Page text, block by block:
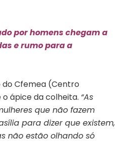
por homens chegam a
e rumo para a
do Cfemea (Centro
o ápice da colheita. “As
que não fazem
para dizer que existem,
não estão olhando só